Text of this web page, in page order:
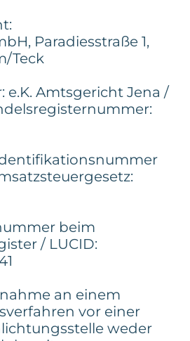
Paradiesstraße 1,
Teck
e.K. Amtsgericht Jena /
beim
/ LUCID:
an einem
vor einer
weder